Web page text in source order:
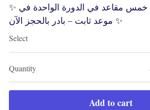
✨ المقاعد محدودة خمس مقاعد في الدورة الواحدة في
موعد ثابت – بادر بالحجز الآن ✨
Select
Quantity
Add to cart